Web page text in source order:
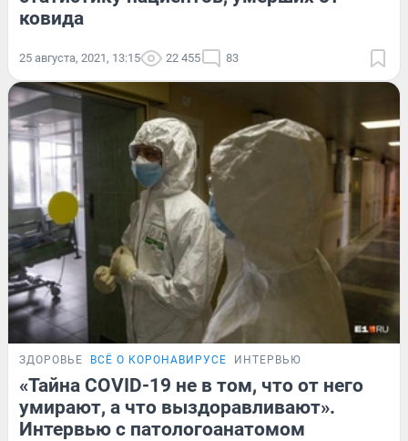
ковида
25 августа, 2021, 13:15 22 455 83
ЗДОРОВЬЕ ВСЁ О КОРОНАВИРУСЕ ИНТЕРВЬЮ
«Тайна COVID-19 не в том, что от него
умирают, а что выздоравливают».
Интервью с патологоанатомом